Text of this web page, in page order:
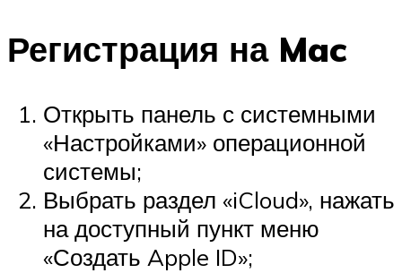
Регистрация на Mac
Открыть панель с системными
«Настройками» операционной
системы;
Выбрать раздел «iCloud», нажать
на доступный пункт меню
«Создать Apple ID»;